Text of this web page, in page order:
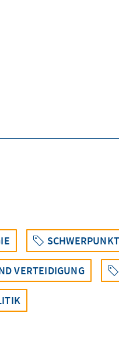
VERTEIDIGUNG